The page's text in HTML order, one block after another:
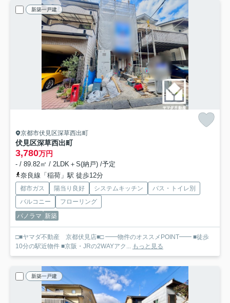
新築一戸建
京都市伏見区深草西出町
伏見区深草西出町
3,780万円
- / 89.82㎡ / 2LDK＋S(納戸) /予定
奈良線「稲荷」駅 徒歩12分
都市ガス 陽当り良好 システムキッチン
バス・トイレ別
バルコニー
フローリング
パノラマ 新築
□■ヤマダ不動産 京都伏見店■□ ━━物件のオススメPOINT━━ ■徒歩
10分の駅近物件 ■京阪・JRの2WAYアク... もっと見る
新築一戸建